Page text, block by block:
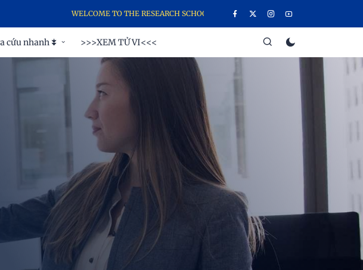
WELCOME TO THE RESEARCH SCHOOL WEBSITE, THE SCHOOL OF YOUNG GANESHA
cứu nhanh ⯯ >>>XEM TỬ VI<<<